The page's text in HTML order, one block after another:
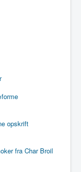
opskrift
fra Char Broil